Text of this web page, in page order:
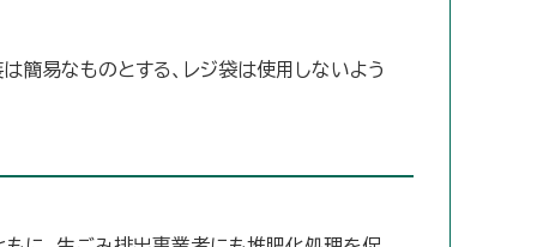
簡易なものとする、レジ袋は使用しないよう